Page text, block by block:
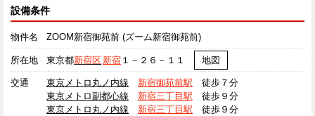
設備条件
物件名 ZOOM新宿御苑前 (ズーム新宿御苑前)
所在地 東京都新宿区 新宿 １－２６－１１ 地図
交通 東京メトロ丸ノ内線 新宿御苑前駅 徒歩７分
東京メトロ副都心線
新宿三丁目駅 徒歩９分
東京メトロ丸ノ内線
新宿三丁目駅 徒歩９分